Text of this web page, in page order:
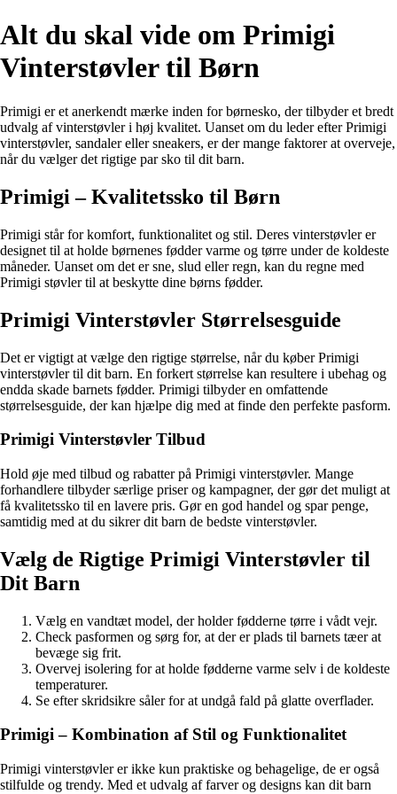
Alt du skal vide om Primigi
Vinterstøvler til Børn
Primigi er et anerkendt mærke inden for børnesko, der tilbyder et bredt
udvalg af vinterstøvler i høj kvalitet. Uanset om du leder efter Primigi
vinterstøvler, sandaler eller sneakers, er der mange faktorer at overveje,
når du vælger det rigtige par sko til dit barn.
Primigi – Kvalitetssko til Børn
Primigi står for komfort, funktionalitet og stil. Deres vinterstøvler er
designet til at holde børnenes fødder varme og tørre under de koldeste
måneder. Uanset om det er sne, slud eller regn, kan du regne med
Primigi støvler til at beskytte dine børns fødder.
Primigi Vinterstøvler Størrelsesguide
Det er vigtigt at vælge den rigtige størrelse, når du køber Primigi
vinterstøvler til dit barn. En forkert størrelse kan resultere i ubehag og
endda skade barnets fødder. Primigi tilbyder en omfattende
størrelsesguide, der kan hjælpe dig med at finde den perfekte pasform.
Primigi Vinterstøvler Tilbud
Hold øje med tilbud og rabatter på Primigi vinterstøvler. Mange
forhandlere tilbyder særlige priser og kampagner, der gør det muligt at
få kvalitetssko til en lavere pris. Gør en god handel og spar penge,
samtidig med at du sikrer dit barn de bedste vinterstøvler.
Vælg de Rigtige Primigi Vinterstøvler til
Dit Barn
Vælg en vandtæt model, der holder fødderne tørre i vådt vejr.
Check pasformen og sørg for, at der er plads til barnets tæer at
bevæge sig frit.
Overvej isolering for at holde fødderne varme selv i de koldeste
temperaturer.
Se efter skridsikre såler for at undgå fald på glatte overflader.
Primigi – Kombination af Stil og Funktionalitet
Primigi vinterstøvler er ikke kun praktiske og behagelige, de er også
stilfulde og trendy. Med et udvalg af farver og designs kan dit barn